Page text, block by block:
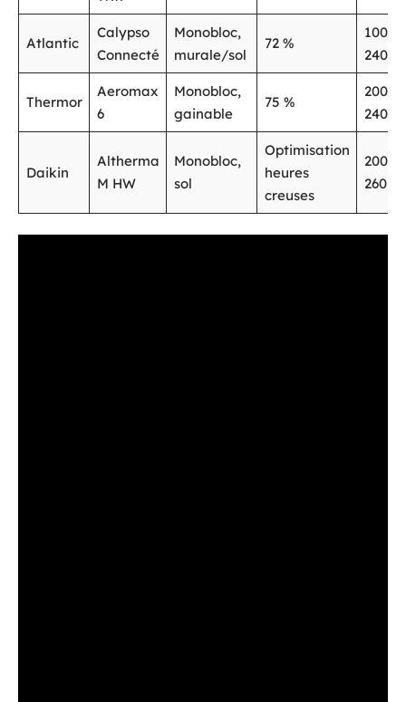
Atlantic
Calypso
Connecté
Monobloc,
murale/sol
72 %
100 à
240
Thermor
Aeromax
6
Monobloc,
gainable
75 %
200
240
Daikin
Altherma
M HW
Monobloc,
sol
Optimisation
heures
creuses
200
260